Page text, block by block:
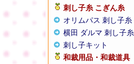
刺し子糸 こぎん糸
オリムパス 刺し子糸
横田 ダルマ 刺し子糸
刺し子キット
和裁用品・和裁道具